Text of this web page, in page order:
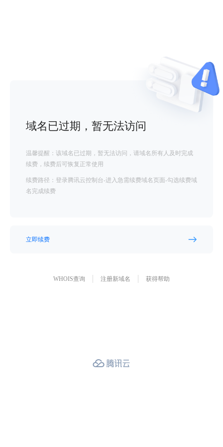
域名已过期，暂无法访问
温馨提醒：该域名已过期，暂无法访问，请域名所有人及时完成
续费，续费后可恢复正常使用
续费路径：登录腾讯云控制台-进入急需续费域名页面-勾选续费域
名完成续费
立即续费
WHOIS查询 注册新域名 获得帮助